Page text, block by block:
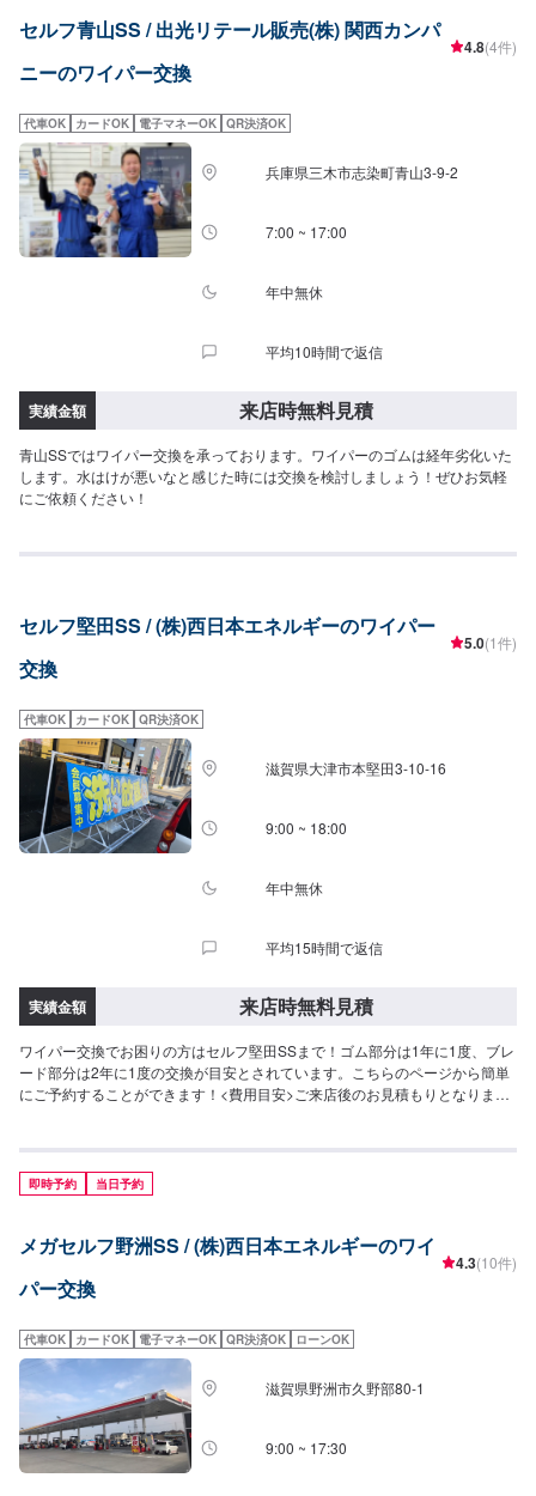
セルフ青山SS / 出光リテール販売(株) 関西カンパ
ニーのワイパー交換
4.8(4件)
代車OK カードOK 電子マネーOK QR決済OK
兵庫県三木市志染町青山3-9-2
7:00 ~ 17:00
年中無休
平均10時間で返信
実績金額 来店時無料見積
青山SSではワイパー交換を承っております。ワイパーのゴムは経年劣化いた
します。水はけが悪いなと感じた時には交換を検討しましょう！ぜひお気軽
にご依頼ください！
セルフ堅田SS / (株)西日本エネルギーのワイパー
交換
5.0(1件)
代車OK カードOK QR決済OK
滋賀県大津市本堅田3-10-16
9:00 ~ 18:00
年中無休
平均15時間で返信
実績金額 来店時無料見積
ワイパー交換でお困りの方はセルフ堅田SSまで！ゴム部分は1年に1度、ブレ
ード部分は2年に1度の交換が目安とされています。こちらのページから簡単
にご予約することができます！<費用目安>ご来店後のお見積もりとなりま
即時予約 当日予約
メガセルフ野洲SS / (株)西日本エネルギーのワイ
パー交換
4.3(10件)
代車OK カードOK 電子マネーOK QR決済OK ローンOK
滋賀県野洲市久野部80-1
9:00 ~ 17:30